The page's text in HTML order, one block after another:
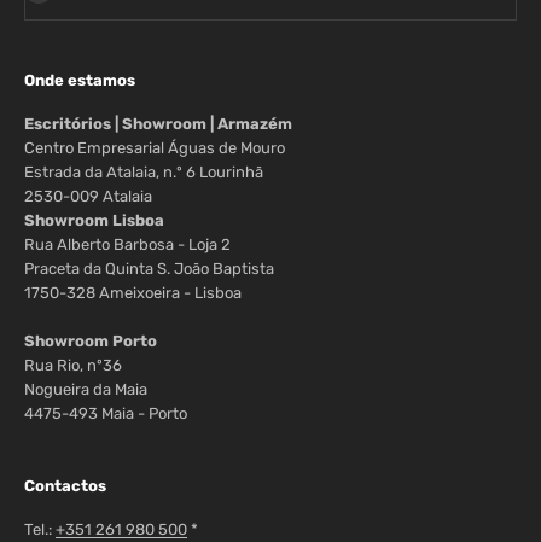
Onde estamos
Escritórios | Showroom | Armazém
Centro Empresarial Águas de Mouro
Estrada da Atalaia, n.º 6 Lourinhã
2530-009 Atalaia
Showroom Lisboa
Rua Alberto Barbosa - Loja 2
Praceta da Quinta S. João Baptista
1750-328 Ameixoeira - Lisboa
Showroom Porto
Rua Rio, nº36
Nogueira da Maia
4475-493 Maia - Porto
Contactos
Tel.: +351 261 980 500 *